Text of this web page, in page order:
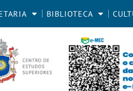
BIBLIOTECA